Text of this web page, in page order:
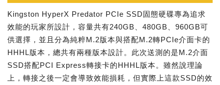
Kingston HyperX Predator PCIe SSD固態硬碟專為追求
效能的玩家所設計，容量共有240GB、480GB、960GB可
供選擇，並且分為純粹M.2版本與搭配M.2轉PCIe介面卡的
HHHL版本，總共有兩種版本設計。此次送測的是M.2介面
SSD搭配PCI Express轉接卡的HHHL版本。雖然說理論
上，轉接之後一定會導致效能損耗，但實際上這款SSD的效